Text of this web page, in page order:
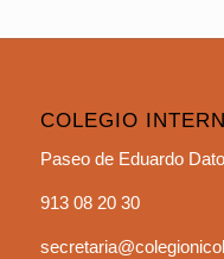
COLEGIO
Paseo de Eduardo
913 08 20 30